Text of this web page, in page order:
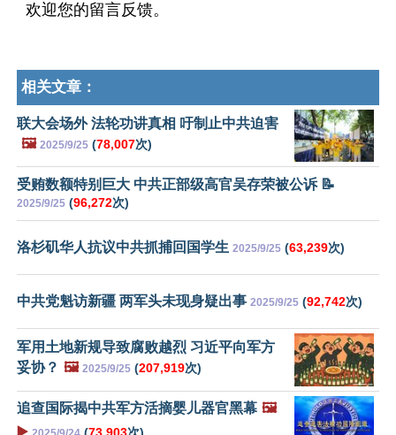
欢迎您的留言反馈。
相关文章：
联大会场外 法轮功讲真相 吁制止中共迫害
🖼️ 2025/9/25 (78,007次)
受贿数额特别巨大 中共正部级高官吴存荣被公诉 📝
2025/9/25 (96,272次)
洛杉矶华人抗议中共抓捕回国学生 2025/9/25 (63,239次)
中共党魁访新疆 两军头未现身疑出事 2025/9/25 (92,742次)
军用土地新规导致腐败越烈 习近平向军方
妥协？ 🖼️ 2025/9/25 (207,919次)
追查国际揭中共军方活摘婴儿器官黑幕 🖼️